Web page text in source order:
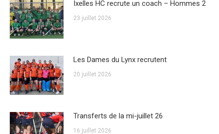
Ixelles HC recrute un coach – Hommes 2
23 juillet 2026
Les Dames du Lynx recrutent
20 juillet 2026
Transferts de la mi-juillet 26
16 juillet 2026